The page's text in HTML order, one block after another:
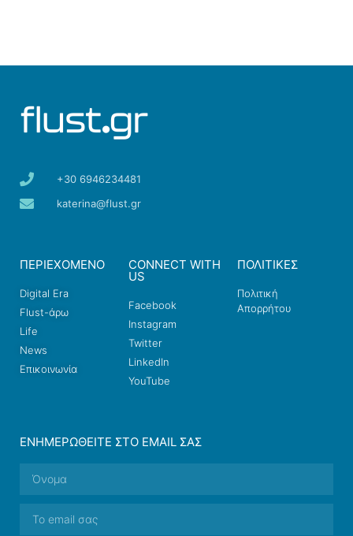
+30 6946234481
katerina@flust.gr
ΠΕΡΙΕΧΟΜΕΝΟ
Digital Era
Flust-άρω
Life
News
Επικοινωνία
CONNECT WITH
US
Facebook
Instagram
Twitter
LinkedIn
YouTube
ΠΟΛΙΤΙΚΕΣ
Πολιτική
Απορρήτου
ΕΝΗΜΕΡΩΘΕΊΤΕ ΣΤΟ EMAIL ΣΑΣ